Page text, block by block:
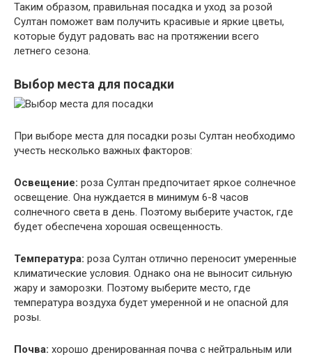
Таким образом, правильная посадка и уход за розой
Султан поможет вам получить красивые и яркие цветы,
которые будут радовать вас на протяжении всего
летнего сезона.
Выбор места для посадки
При выборе места для посадки розы Султан необходимо
учесть несколько важных факторов:
Освещение: роза Султан предпочитает яркое солнечное
освещение. Она нуждается в минимум 6-8 часов
солнечного света в день. Поэтому выберите участок, где
будет обеспечена хорошая освещенность.
Температура: роза Султан отлично переносит умеренные
климатические условия. Однако она не выносит сильную
жару и заморозки. Поэтому выберите место, где
температура воздуха будет умеренной и не опасной для
розы.
Почва: хорошо дренированная почва с нейтральным или